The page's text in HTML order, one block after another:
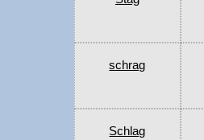
schrag
Schlag